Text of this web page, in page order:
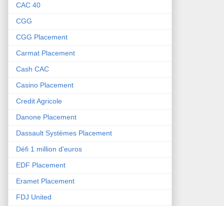
CAC 40
CGG
CGG Placement
Carmat Placement
Cash CAC
Casino Placement
Credit Agricole
Danone Placement
Dassault Systèmes Placement
Défi 1 million d'euros
EDF Placement
Eramet Placement
FDJ United